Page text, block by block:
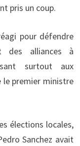
pris un coup.
pour défendre
des alliances à
surtout aux
le premier ministre
élections locales,
Sanchez avait